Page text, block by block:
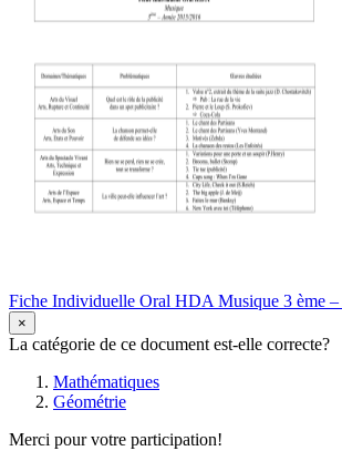
Fiche Individuelle Oral HDA Musique 3 ème –
×
La catégorie de ce document est-elle correcte?
Mathématiques
Géométrie
Merci pour votre participation!